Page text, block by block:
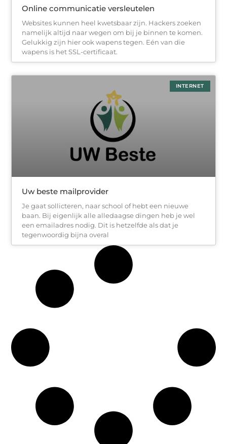
Online communicatie versleutelen
Websites kunnen heel kwetsbaar zijn. Hackers zoeken
namelijk altijd naar wegen om bij je binnen te komen.
Gelukkig zijn hier ook wapens tegen. Eén van die
wapens is het SSL-certificaat.
INTERNET
Uw beste mailprovider
Je gaat sollicteren, naar school of hebt een nieuwe
baan. Bij eigenlijk alle alledaagse dingen heb je wel
een emailadres nodig. Dit is hetzelfde als dat je
tegenwoordig bijna overal